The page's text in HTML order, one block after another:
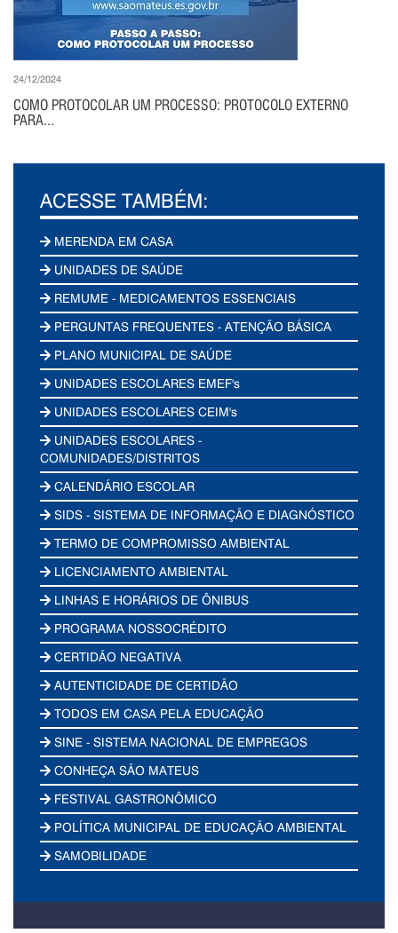
24/12/2024
COMO PROTOCOLAR UM PROCESSO: PROTOCOLO EXTERNO
PARA...
ACESSE TAMBÉM:
MERENDA EM CASA
UNIDADES DE SAÚDE
REMUME - MEDICAMENTOS ESSENCIAIS
PERGUNTAS FREQUENTES - ATENÇÃO BÁSICA
PLANO MUNICIPAL DE SAÚDE
UNIDADES ESCOLARES EMEF's
UNIDADES ESCOLARES CEIM's
UNIDADES ESCOLARES -
COMUNIDADES/DISTRITOS
CALENDÁRIO ESCOLAR
SIDS - SISTEMA DE INFORMAÇÃO E DIAGNÓSTICO
TERMO DE COMPROMISSO AMBIENTAL
LICENCIAMENTO AMBIENTAL
LINHAS E HORÁRIOS DE ÔNIBUS
PROGRAMA NOSSOCRÉDITO
CERTIDÃO NEGATIVA
AUTENTICIDADE DE CERTIDÃO
TODOS EM CASA PELA EDUCAÇÃO
SINE - SISTEMA NACIONAL DE EMPREGOS
CONHEÇA SÃO MATEUS
FESTIVAL GASTRONÔMICO
POLÍTICA MUNICIPAL DE EDUCAÇÃO AMBIENTAL
SAMOBILIDADE